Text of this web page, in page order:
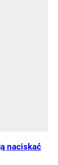
naciskać